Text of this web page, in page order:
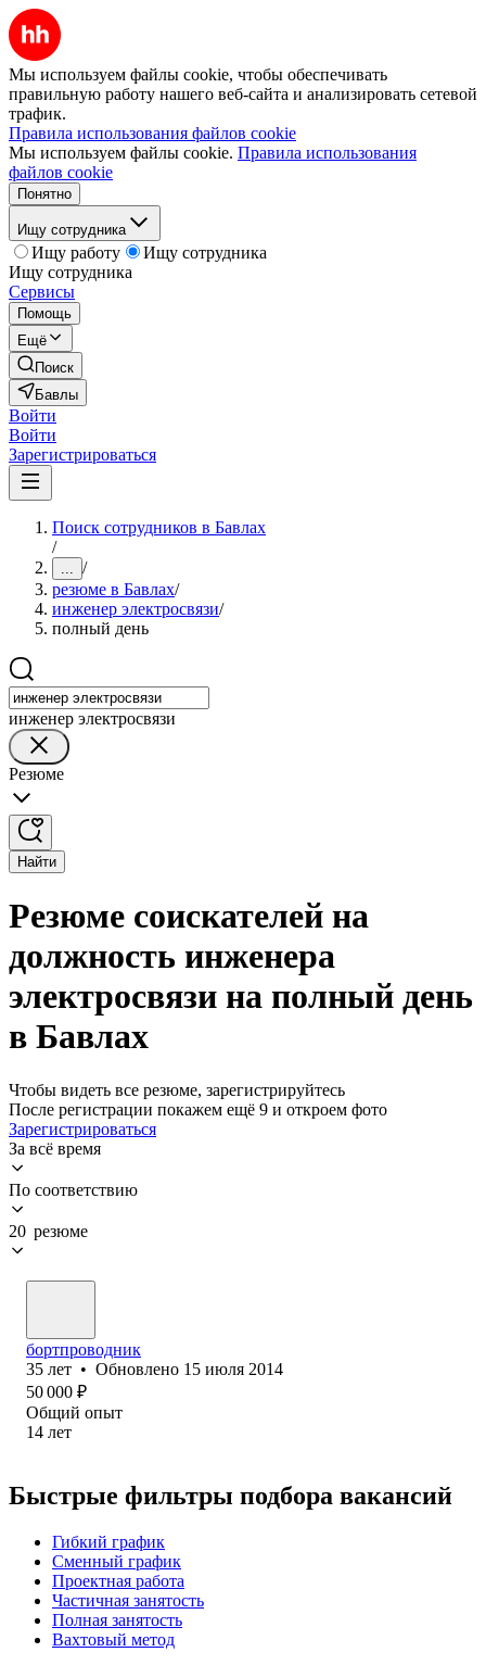
Мы используем файлы cookie, чтобы обеспечивать
правильную работу нашего веб-сайта и анализировать сетевой
трафик.
Правила использования файлов cookie
Мы используем файлы cookie. Правила использования
файлов cookie
Понятно
Ищу сотрудника
Ищу работу
Ищу сотрудника
Ищу сотрудника
Сервисы
Помощь
Ещё
Поиск
Бавлы
Войти
Войти
Зарегистрироваться
Поиск сотрудников в Бавлах
/
... /
резюме в Бавлах/
инженер электросвязи/
полный день
инженер электросвязи
Резюме
Найти
Резюме соискателей на
должность инженера
электросвязи на полный день
в Бавлах
Чтобы видеть все резюме, зарегистрируйтесь
После регистрации покажем ещё 9 и откроем фото
Зарегистрироваться
За всё время
По соответствию
20 резюме
бортпроводник
35 лет • Обновлено 15 июля 2014
50 000 ₽
Общий опыт
14 лет
Быстрые фильтры подбора вакансий
Гибкий график
Сменный график
Проектная работа
Частичная занятость
Полная занятость
Вахтовый метод